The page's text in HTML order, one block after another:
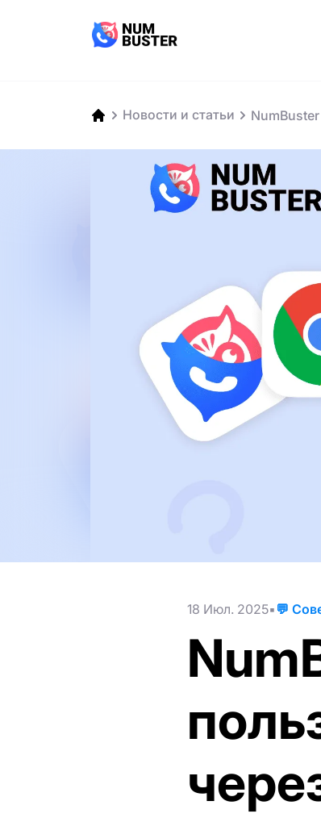
Новости и статьи
18 Июл. 2025 💬